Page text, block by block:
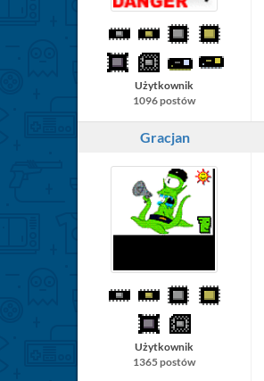
Użytkownik
1096 postów
Gracjan
Użytkownik
1365 postów